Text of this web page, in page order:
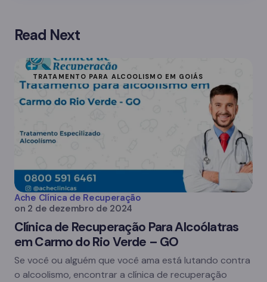
Read Next
TRATAMENTO PARA ALCOOLISMO EM GOIÁS
Ache Clínica de Recuperação
on 2 de dezembro de 2024
Clínica de Recuperação Para Alcoólatras
em Carmo do Rio Verde – GO
Se você ou alguém que você ama está lutando contra
o alcoolismo, encontrar a clínica de recuperação